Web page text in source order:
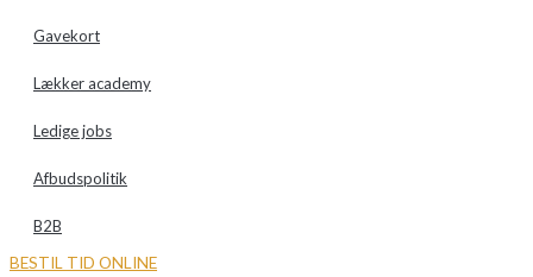
Gavekort
Lækker academy
Ledige jobs
Afbudspolitik
B2B
BESTIL TID ONLINE